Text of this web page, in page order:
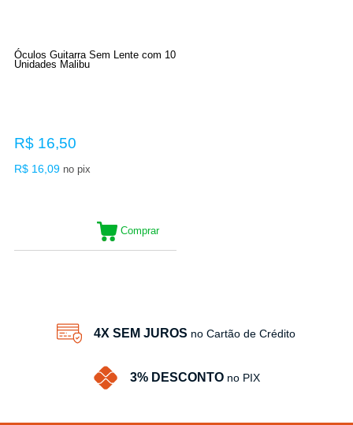
Óculos Guitarra Sem Lente com 10
Unidades Malibu
R$ 16,50
R$ 16,09 no pix
Comprar
4X SEM JUROS no Cartão de Crédito
3% DESCONTO no PIX